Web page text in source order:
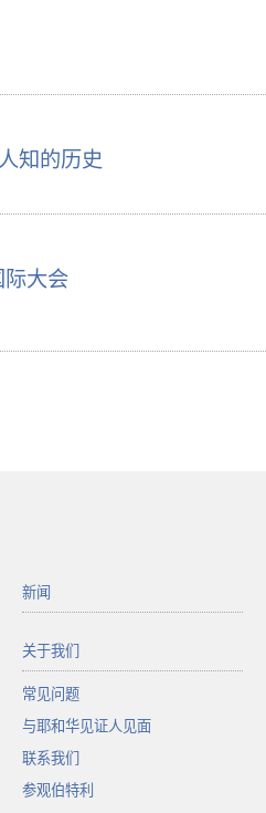
知的历史
大会
新闻
关于我们
常见问题
与耶和华见证人见面
联系我们
参观伯特利